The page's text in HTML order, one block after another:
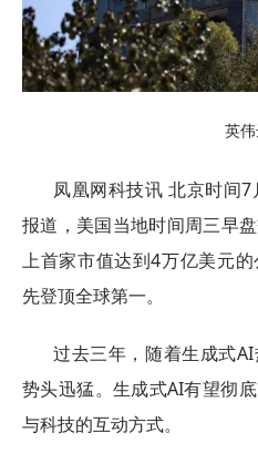
英伟
凤凰网科技讯 北京时间7
报道，美国当地时间周三早
上首家市值达到4万亿美元
先登顶全球第一。
过去三年，随着生成式
势头迅猛。生成式AI有望彻
与科技的互动方式。